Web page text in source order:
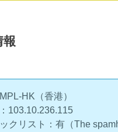
報
HK（香港）
103.10.236.115
クリスト：有（The